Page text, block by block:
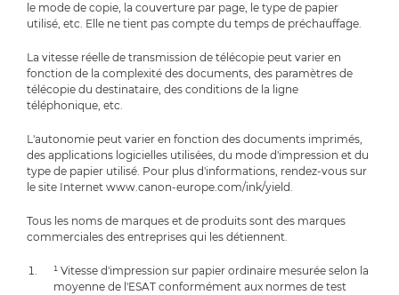
le mode de copie, la couverture par page, le type de papier
utilisé, etc. Elle ne tient pas compte du temps de préchauffage.
La vitesse réelle de transmission de télécopie peut varier en
fonction de la complexité des documents, des paramètres de
télécopie du destinataire, des conditions de la ligne
téléphonique, etc.
L'autonomie peut varier en fonction des documents imprimés,
des applications logicielles utilisées, du mode d'impression et du
type de papier utilisé. Pour plus d'informations, rendez-vous sur
le site Internet www.canon-europe.com/ink/yield.
Tous les noms de marques et de produits sont des marques
commerciales des entreprises qui les détiennent.
¹ Vitesse d'impression sur papier ordinaire mesurée selon la
moyenne de l'ESAT conformément aux normes de test